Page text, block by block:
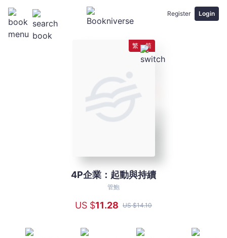
Register Login
繁 简
4P企業：起動與持續
管鮑
US $11.28 US $14.10